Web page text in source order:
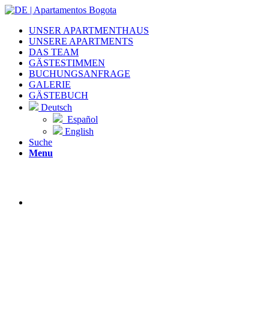
UNSER APARTMENTHAUS
UNSERE APARTMENTS
DAS TEAM
GÄSTESTIMMEN
BUCHUNGSANFRAGE
GALERIE
GÄSTEBUCH
Deutsch
Español
English
Suche
Menu